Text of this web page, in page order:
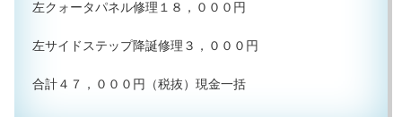
左クォータパネル修理１８，０００円
左サイドステップ降誕修理３，０００円
合計４７，０００円（税抜）現金一括